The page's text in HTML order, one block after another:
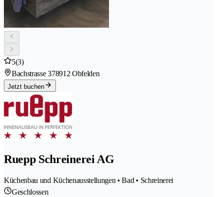
5(3)
Bachstrasse 378912 Obfelden
Jetzt buchen
Ruepp Schreinerei AG
Küchenbau und Küchenausstellungen • Bad • Schreinerei
Geschlossen